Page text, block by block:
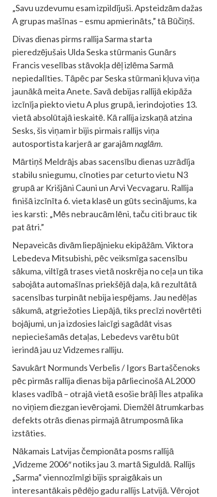
„Savu uzdevumu esam izpildījuši. Apsteidzām dažas
A grupas mašīnas – esmu apmierināts,” tā Būčiņš.
Divas dienas pirms rallija Sarma starta
pieredzējušais Ulda Seska stūrmanis Gunārs
Francis veselības stāvokļa dēļ izlēma Sarmā
nepiedalīties. Tāpēc par Seska stūrmani kļuva viņa
jaunākā meita Anete. Savā debijas rallijā ekipāža
izcīnīja piekto vietu A plus grupā, ierindojoties 13.
vietā absolūtajā ieskaitē. Kā rallija izskaņā atzina
Sesks, šis viņam ir bijis pirmais rallijs viņa
autosportista karjerā ar garajāmnaglām.
Mārtiņš Meldrājs abas sacensību dienas uzrādīja
stabilu sniegumu, cīnoties par ceturto vietu N3
grupā ar Krišjāni Cauni un Arvi Vecvagaru. Rallija
finišā izcīnīta 6. vieta klasē un gūts secinājums, ka
ies karsti: „Mēs nebraucām lēni, taču citi brauc tik
pat ātri.”
Nepaveicās divām liepājnieku ekipāžām. Viktora
Lebedeva Mitsubishi, pēc veiksmīga sacensību
sākuma, viltīgā trases vietā noskrēja no ceļa un tika
sabojāta automašīnas priekšējā daļa, kā rezultātā
sacensības turpināt nebija iespējams. Jau nedēļas
sākumā, atgriežoties Liepājā, tiks precīzi novērtēti
bojājumi, un ja izdosies laicīgi sagādāt visas
nepieciešamās detaļas, Lebedevs varētu būt
ierindā jau uz Vidzemes ralliju.
Savukārt Normunds Verbelis / Igors Bartaščenoks
pēc pirmās rallija dienas bija pārliecinošā AL2000
klases vadībā – otrajā vietā esošie brāļi Īles atpalika
no viņiem diezgan ievērojami. Diemžēl ātrumkarbas
defekts otrās dienas pirmajā ātrumposmā lika
izstāties.
Nākamais Latvijas čempionāta posms rallijā
„Vidzeme 2006″ notiks jau 3. martā Siguldā. Rallijs
„Sarma” viennozīmīgi bijis spraigākais un
interesantākais pēdējo gadu rallijs Latvijā. Vērojot